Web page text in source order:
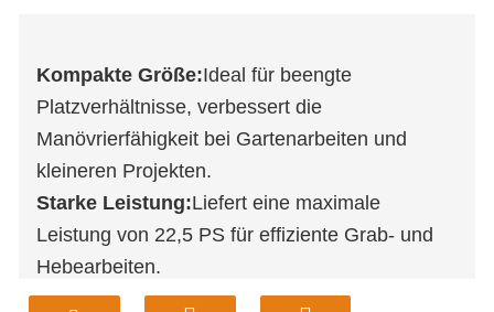
Kompakte Größe:Ideal für beengte
Platzverhältnisse, verbessert die
Manövrierfähigkeit bei Gartenarbeiten und
kleineren Projekten.
Starke Leistung:Liefert eine maximale
Leistung von 22,5 PS für effiziente Grab- und
Hebearbeiten.
Hohe Effizienz:Entwickelt für hohe